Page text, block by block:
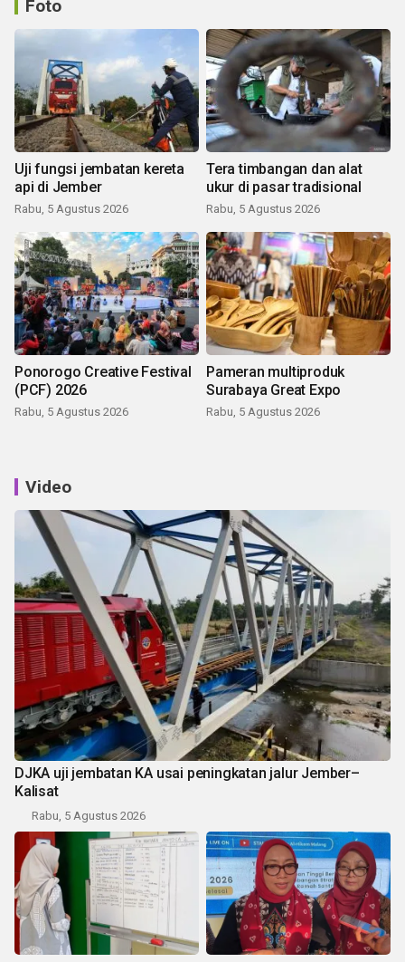
Foto
Uji fungsi jembatan kereta
api di Jember
Rabu, 5 Agustus 2026
Tera timbangan dan alat
ukur di pasar tradisional
Rabu, 5 Agustus 2026
Ponorogo Creative Festival
(PCF) 2026
Rabu, 5 Agustus 2026
Pameran multiproduk
Surabaya Great Expo
Rabu, 5 Agustus 2026
Video
DJKA uji jembatan KA usai peningkatan jalur Jember–
Kalisat
Rabu, 5 Agustus 2026